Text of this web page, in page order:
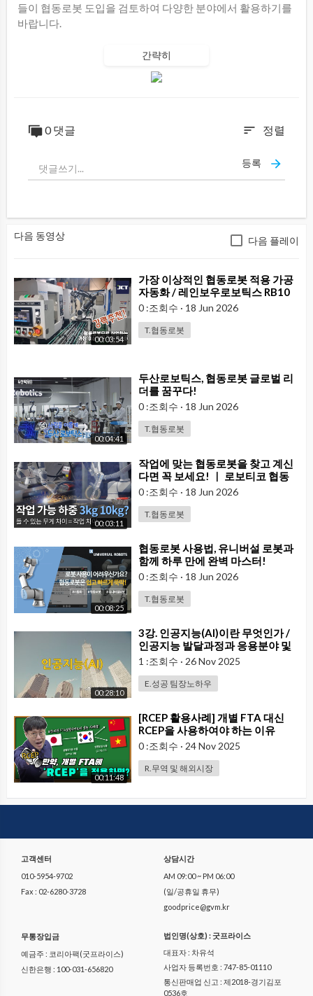
들이 협동로봇 도입을 검토하여 다양한 분야에서 활용하기를
바랍니다.
간략히
0 댓글 sort 정렬
등록
다음 동영상 다음 플레이
00:03:54
⁣가장 이상적인 협동로봇 적용 가공
자동화 / 레인보우로보틱스 RB10
0 :조회수 · 18 Jun 2026
T.협동로봇
00:04:41
⁣두산로보틱스, 협동로봇 글로벌 리
더를 꿈꾸다!
0 :조회수 · 18 Jun 2026
T.협동로봇
00:03:11
⁣작업에 맞는 협동로봇을 찾고 계신
다면 꼭 보세요! ｜ 로보티코 협동
로봇 비교 & 모델 추천
0 :조회수 · 18 Jun 2026
T.협동로봇
00:08:25
⁣협동로봇 사용법, 유니버설 로봇과
함께 하루 만에 완벽 마스터!
0 :조회수 · 18 Jun 2026
T.협동로봇
00:28:10
⁣3강. 인공지능(AI)이란 무엇인가 /
인공지능 발달과정과 응용분야 및
기업의 활용사례
1 :조회수 · 26 Nov 2025
E.성공 팀장노하우
00:11:48
⁣[RCEP 활용사례] 개별 FTA 대신
RCEP을 사용하여야 하는 이유
0 :조회수 · 24 Nov 2025
R.무역 및 해외시장
고객센터
010-5954-9702
Fax : 02-6280-3728
상담시간
AM 09:00 ~ PM 06:00
(일/공휴일 휴무)
goodprice@gvm.kr
무통장입금
예금주 : 코리아팩(굿프라이스)
신한은행 : 100-031-656820
법인명(상호) : 굿프라이스
대표자 : 차유석
사업자 등록번호 : 747-85-01110
통신판매업 신고 : 제2018-경기김포
0536호